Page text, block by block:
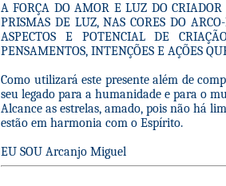
A FORÇA DO AMOR E LUZ DO
PRISMAS DE LUZ, NAS CORES DO
ASPECTOS E POTENCIAL DE
PENSAMENTOS, INTENÇÕES E AÇÕES
Como utilizará este presente além de
seu legado para a humanidade e para o
Alcance as estrelas, amado, pois não há
estão em harmonia com o Espírito.
EU SOU Arcanjo Miguel